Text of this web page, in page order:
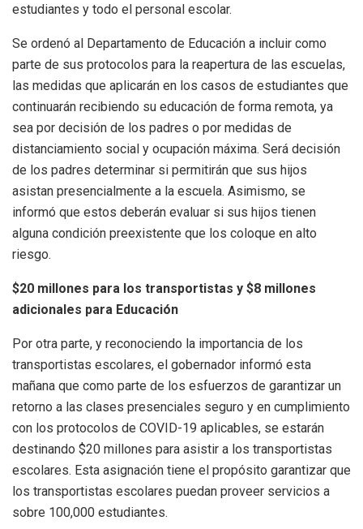
estudiantes y todo el personal escolar.
Se ordenó al Departamento de Educación a incluir como
parte de sus protocolos para la reapertura de las escuelas,
las medidas que aplicarán en los casos de estudiantes que
continuarán recibiendo su educación de forma remota, ya
sea por decisión de los padres o por medidas de
distanciamiento social y ocupación máxima. Será decisión
de los padres determinar si permitirán que sus hijos
asistan presencialmente a la escuela. Asimismo, se
informó que estos deberán evaluar si sus hijos tienen
alguna condición preexistente que los coloque en alto
riesgo.
$20 millones para los transportistas y $8 millones
adicionales para Educación
Por otra parte, y reconociendo la importancia de los
transportistas escolares, el gobernador informó esta
mañana que como parte de los esfuerzos de garantizar un
retorno a las clases presenciales seguro y en cumplimiento
con los protocolos de COVID-19 aplicables, se estarán
destinando $20 millones para asistir a los transportistas
escolares. Esta asignación tiene el propósito garantizar que
los transportistas escolares puedan proveer servicios a
sobre 100,000 estudiantes.